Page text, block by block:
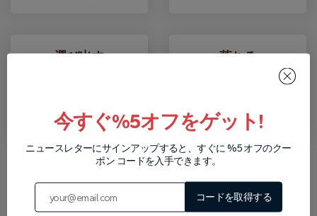
選び出す
お迎えにあがりま
す。
落ちる
ツアー終了後、ホテ
今すぐ%5オフをゲット!
ニュースレターにサインアップすると、すぐに %5 オフのクー
ポン コードを入手できます。
コードを取得する